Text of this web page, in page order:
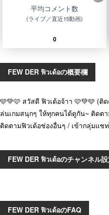
平均コメント数
(ライブ／直近15動画)
0
FEW DER ฟิวเด้อの概要欄
🩵💚🩷 สวัสดี ฟิวเด้อจ้าา 🩷💚🩵 (ติ
ล่นเกมสนุกๆ ให้ทุกคนได้ดูกัน~ ติดต
ติดตามฟิวเด้อช่องอื่นๆ / เข้ากลุ่มแช
FEW DER ฟิวเด้อのチャンネル
FEW DER ฟิวเด้อのFAQ